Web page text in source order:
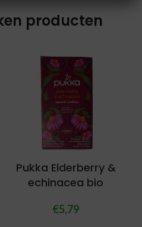
producten
Pukka Elderberry &
echinacea bio
€5,79